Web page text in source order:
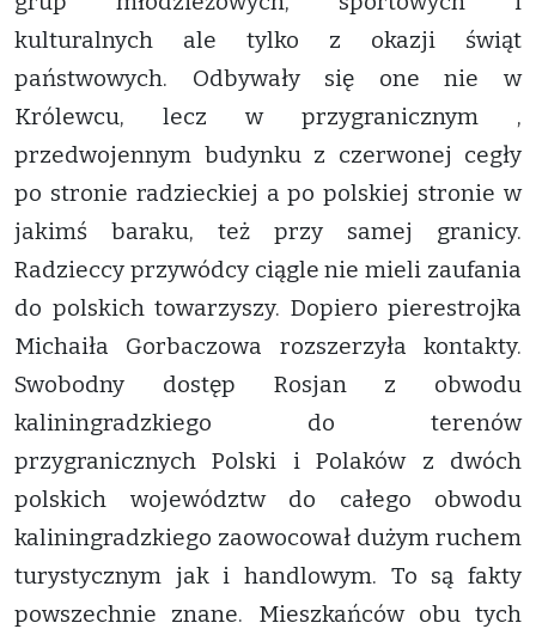
kulturalnych ale tylko z okazji świąt
państwowych. Odbywały się one nie w
Królewcu, lecz w przygranicznym ,
przedwojennym budynku z czerwonej cegły
po stronie radzieckiej a po polskiej stronie w
jakimś baraku, też przy samej granicy.
Radzieccy przywódcy ciągle nie mieli zaufania
do polskich towarzyszy. Dopiero pierestrojka
Michaiła Gorbaczowa rozszerzyła kontakty.
Swobodny dostęp Rosjan z obwodu
kaliningradzkiego do terenów
przygranicznych Polski i Polaków z dwóch
polskich województw do całego obwodu
kaliningradzkiego zaowocował dużym ruchem
turystycznym jak i handlowym. To są fakty
powszechnie znane. Mieszkańców obu tych